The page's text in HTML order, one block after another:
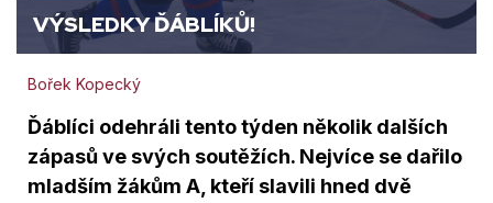
VÝSLEDKY ĎÁBLÍKŮ!
Bořek Kopecký
Ďáblíci odehráli tento týden několik dalších
zápasů ve svých soutěžích. Nejvíce se dařilo
mladším žákům A, kteří slavili hned dvě